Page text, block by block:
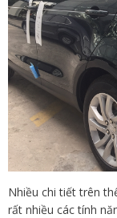
Nhiều chi tiết trên
rất nhiều các tính